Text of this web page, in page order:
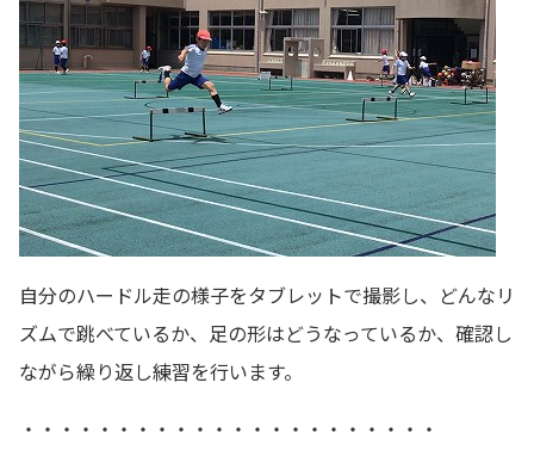
自分のハードル走の様子をタブレットで撮影し、どんなリ
ズムで跳べているか、足の形はどうなっているか、確認し
ながら繰り返し練習を行います。
・・・・・・・・・・・・・・・・・・・・・・